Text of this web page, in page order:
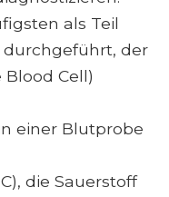
als Teil
durchgeführt, der
Cell)
einer Blutprobe
die Sauerstoff